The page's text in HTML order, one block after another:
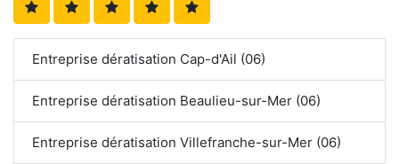
Entreprise dératisation Cap-d'Ail (06)
Entreprise dératisation Beaulieu-sur-Mer (06)
Entreprise dératisation Villefranche-sur-Mer (06)